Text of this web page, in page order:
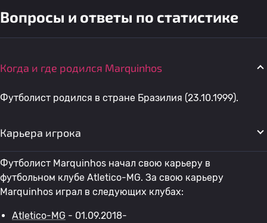
Вопросы и ответы по статистике
Когда и где родился Marquinhos
Футболист родился в стране Бразилия (23.10.1999).
Карьера игрока
Футболист Marquinhos начал свою карьеру в
футбольном клубе Atletico-MG. За свою карьеру
Marquinhos играл в следующих клубах:
Atletico-MG - 01.09.2018-